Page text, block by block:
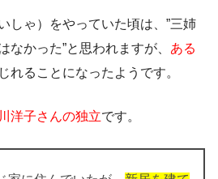
しゃ）をやっていた頃は、”三姉
なかった”と思われますが、 ある
れることになったようです。
洋子さんの独立です。